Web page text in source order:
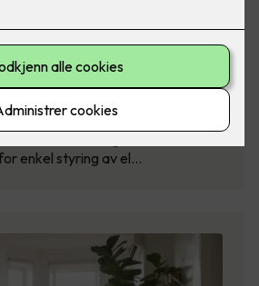
styring av
enkel styring av el…